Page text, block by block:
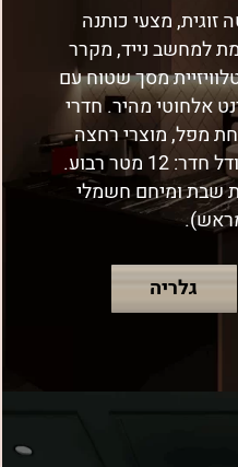
זוגית, מצעי כותנה
למחשב נייד, מקרר
מסך שטוח עם
אלחוטי מהיר. חדרי
מפל, מוצרי רחצה
יוקרתיים ומייבש שיער. גודל חדר: 12 מטר רבוע.
שבת ומיחם חשמלי
גלריה